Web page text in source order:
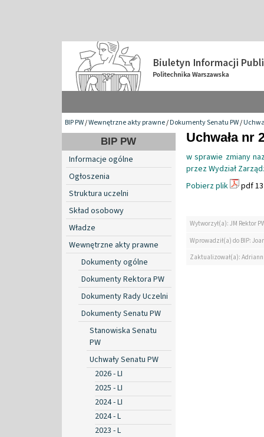
BIP PW/Wewnętrzne akty prawne/Dokumenty Senatu PW/
BIP PW
Informacje ogólne
Ogłoszenia
Struktura uczelni
Skład osobowy
Władze
Wewnętrzne akty prawne
Dokumenty ogólne
Dokumenty Rektora PW
Dokumenty Rady Uczelni
Dokumenty Senatu PW
Stanowiska Senatu
PW
Uchwały Senatu PW
2026 - LI
2025 - LI
2024 - LI
2024 - L
2023 - L
Uchwała nr
w sprawie zmiany
przez Wydział
Pobierz plik
pdf
Wytworzył(a): JM Rektor
Wprowadził(a) do BIP:
Zaktualizował(a):